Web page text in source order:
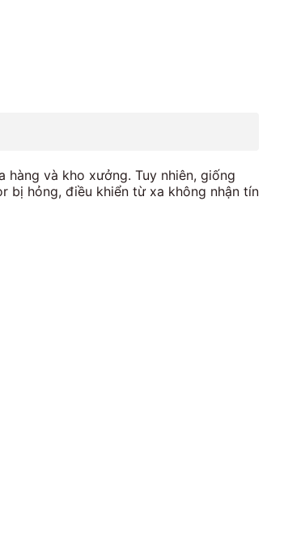
và kho xưởng. Tuy nhiên, giống
bị hỏng, điều khiển từ xa không nhận tín